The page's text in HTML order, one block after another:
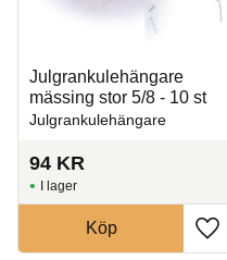
Julgrankulehängare
mässing stor 5/8 - 10 st
Julgrankulehängare
94 KR
I lager
Köp